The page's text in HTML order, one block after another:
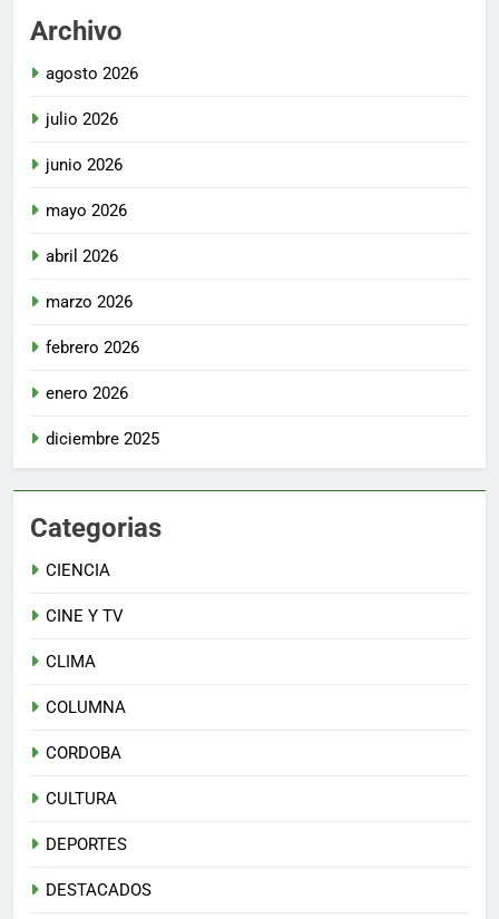
Archivo
agosto 2026
julio 2026
junio 2026
mayo 2026
abril 2026
marzo 2026
febrero 2026
enero 2026
diciembre 2025
Categorias
CIENCIA
CINE Y TV
CLIMA
COLUMNA
CORDOBA
CULTURA
DEPORTES
DESTACADOS